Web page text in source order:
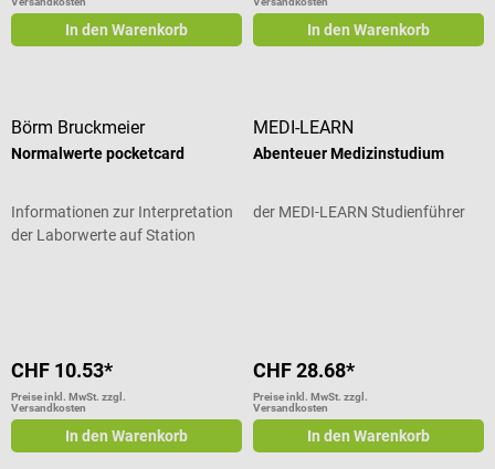
In den Warenkorb In den Warenkorb
Börm Bruckmeier
Normalwerte pocketcard
Informationen zur Interpretation
der Laborwerte auf Station
CHF 10.53*
Preise inkl. MwSt. zzgl.
Versandkosten
In den Warenkorb
MEDI-LEARN
Abenteuer Medizinstudium
der MEDI-LEARN Studienführer
CHF 28.68*
Preise inkl. MwSt. zzgl.
Versandkosten
In den Warenkorb